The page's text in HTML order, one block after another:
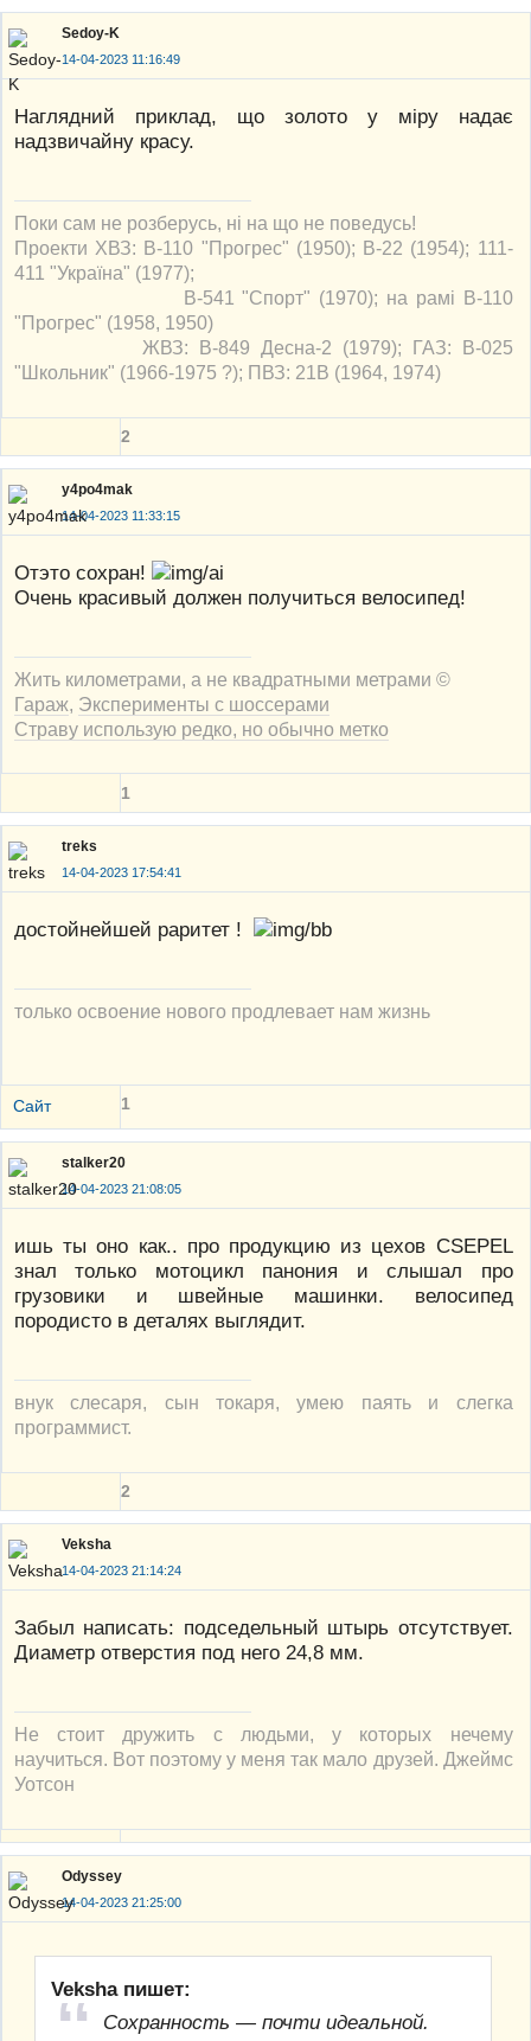
Sedoy-K
14-04-2023 11:16:49
Наглядний приклад, що золото у міру надає
надзвичайну красу.
Поки сам не розберусь, ні на що не поведусь!
Проекти ХВЗ: В-110 "Прогрес" (1950); В-22 (1954); 111-
411 "Україна" (1977);
В-541 "Спорт" (1970); на рамі В-110
"Прогрес" (1958, 1950)
ЖВЗ: В-849 Десна-2 (1979); ГАЗ: В-025
"Школьник" (1966-1975 ?); ПВЗ: 21В (1964, 1974)
2
y4po4mak
14-04-2023 11:33:15
Отэто сохран!
Очень красивый должен получиться велосипед!
Жить километрами, а не квадратными метрами ©
Гараж, Эксперименты с шоссерами
Страву использую редко, но обычно метко
1
treks
14-04-2023 17:54:41
достойнейшей раритет !
только освоение нового продлевает нам жизнь
Сайт 1
stalker20
14-04-2023 21:08:05
ишь ты оно как.. про продукцию из цехов CSEPEL
знал только мотоцикл панония и слышал про
грузовики и швейные машинки. велосипед
породисто в деталях выглядит.
внук слесаря, сын токаря, умею паять и слегка
программист.
2
Veksha
14-04-2023 21:14:24
Забыл написать: подседельный штырь отсутствует.
Диаметр отверстия под него 24,8 мм.
Не стоит дружить с людьми, у которых нечему
научиться. Вот поэтому у меня так мало друзей. Джеймс
Уотсон
Odyssey
14-04-2023 21:25:00
Veksha пишет:
Сохранность — почти идеальной.